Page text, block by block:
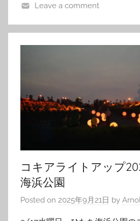
Leave a comment
コキアライトアップ
海浜公園
Posted on 2025年9月21日 by